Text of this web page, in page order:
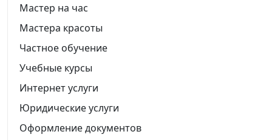
Мастер на час
Мастера красоты
Частное обучение
Учебные курсы
Интернет услуги
Юридические услуги
Оформление документов